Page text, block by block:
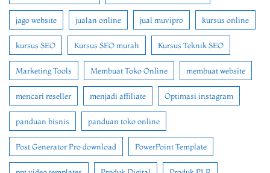
jago website jualan online jual muvipro kursus online
kursus SEO Kursus SEO murah Kursus Teknik SEO
Marketing Tools Membuat Toko Online membuat website
mencari reseller menjadi affiliate Optimasi instagram
panduan bisnis panduan toko online
Post Generator Pro download PowerPoint Template